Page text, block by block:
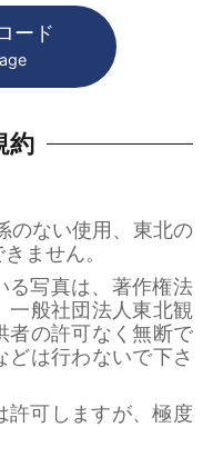
ード
約
のない使用、東北の
ません。
る写真は、著作権法
一般社団法人東北観
者の許可なく無断で
は行わないで下さ
許可しますが、極度